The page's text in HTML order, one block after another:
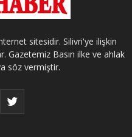
sitesidir. Silivri'ye ilişkin
Gazetemiz Basın ilke ve ahlak
söz vermiştir.